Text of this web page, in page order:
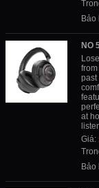
Bảo
NO
past
at
Giá:
Bảo